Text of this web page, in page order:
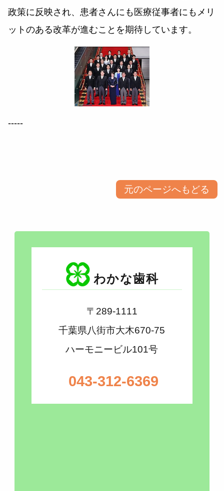
政策に反映され、患者さんにも医療従事者にもメリ
ットのある改革が進むことを期待しています。
-----
元のページへもどる
わかな歯科
〒289-1111
千葉県八街市大木670-75
ハーモニービル101号
043-312-6369